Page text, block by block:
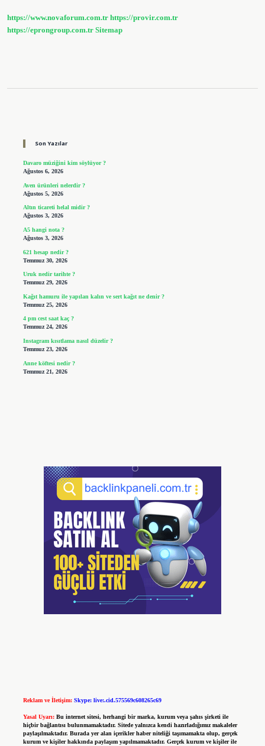
https://www.novaforum.com.tr https://provir.com.tr
https://eprongroup.com.tr Sitemap
Son Yazılar
Davaro müziğini kim söylüyor ?
Ağustos 6, 2026
Aven ürünleri nelerdir ?
Ağustos 5, 2026
Altın ticareti helal midir ?
Ağustos 3, 2026
A5 hangi nota ?
Ağustos 3, 2026
621 hesap nedir ?
Temmuz 30, 2026
Uruk nedir tarihte ?
Temmuz 29, 2026
Kağıt hamuru ile yapılan kalın ve sert kağıt ne denir ?
Temmuz 25, 2026
4 pm cest saat kaç ?
Temmuz 24, 2026
Instagram kısıtlama nasıl düzelir ?
Temmuz 23, 2026
Anne köftesi nedir ?
Temmuz 21, 2026
Reklam ve İletişim: Skype: live:.cid.575569c608265c69
Yasal Uyarı: Bu internet sitesi, herhangi bir marka, kurum veya şahıs şirketi ile
hiçbir bağlantısı bulunmamaktadır. Sitede yalnızca kendi hazırladığımız makaleler
paylaşılmaktadır. Burada yer alan içerikler haber niteliği taşımamakta olup, gerçek
kurum ve kişiler hakkında paylaşım yapılmamaktadır. Gerçek kurum ve kişiler ile